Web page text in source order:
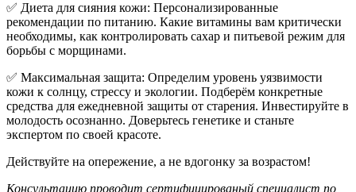
✅ Диета для сияния кожи: Персонализированные
рекомендации по питанию. Какие витамины вам критически
необходимы, как контролировать сахар и питьевой режим для
борьбы с морщинами.
✅ Максимальная защита: Определим уровень уязвимости
кожи к солнцу, стрессу и экологии. Подберём конкретные
средства для ежедневной защиты от старения. Инвестируйте в
молодость осознанно. Доверьтесь генетике и станьте
экспертом по своей красоте.
Действуйте на опережение, а не вдогонку за возрастом!
Консультацию проводит сертифицированый специалист по